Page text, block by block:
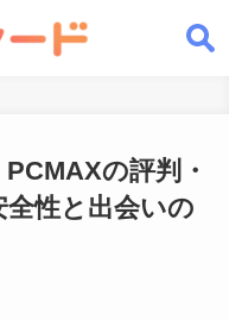
PCMAXの評判・
性と出会いの